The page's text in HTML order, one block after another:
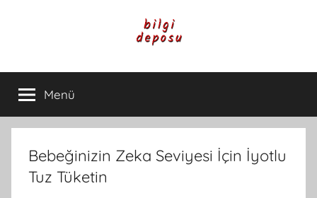
Bilgi
Deposu
Günlük
Yaşam
ve
Rehber
İçerikleri
Menü
Bebeğinizin Zeka Seviyesi İçin İyotlu
Tuz Tüketin